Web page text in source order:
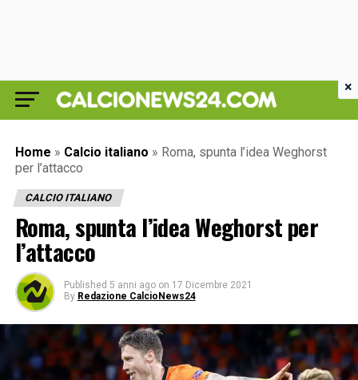
Home » Calcio italiano » Roma, spunta l’idea Weghorst
per l’attacco
CALCIO ITALIANO
Roma, spunta l’idea Weghorst per
l’attacco
Published 5 anni ago on 17 Dicembre 2021
By Redazione CalcioNews24
×